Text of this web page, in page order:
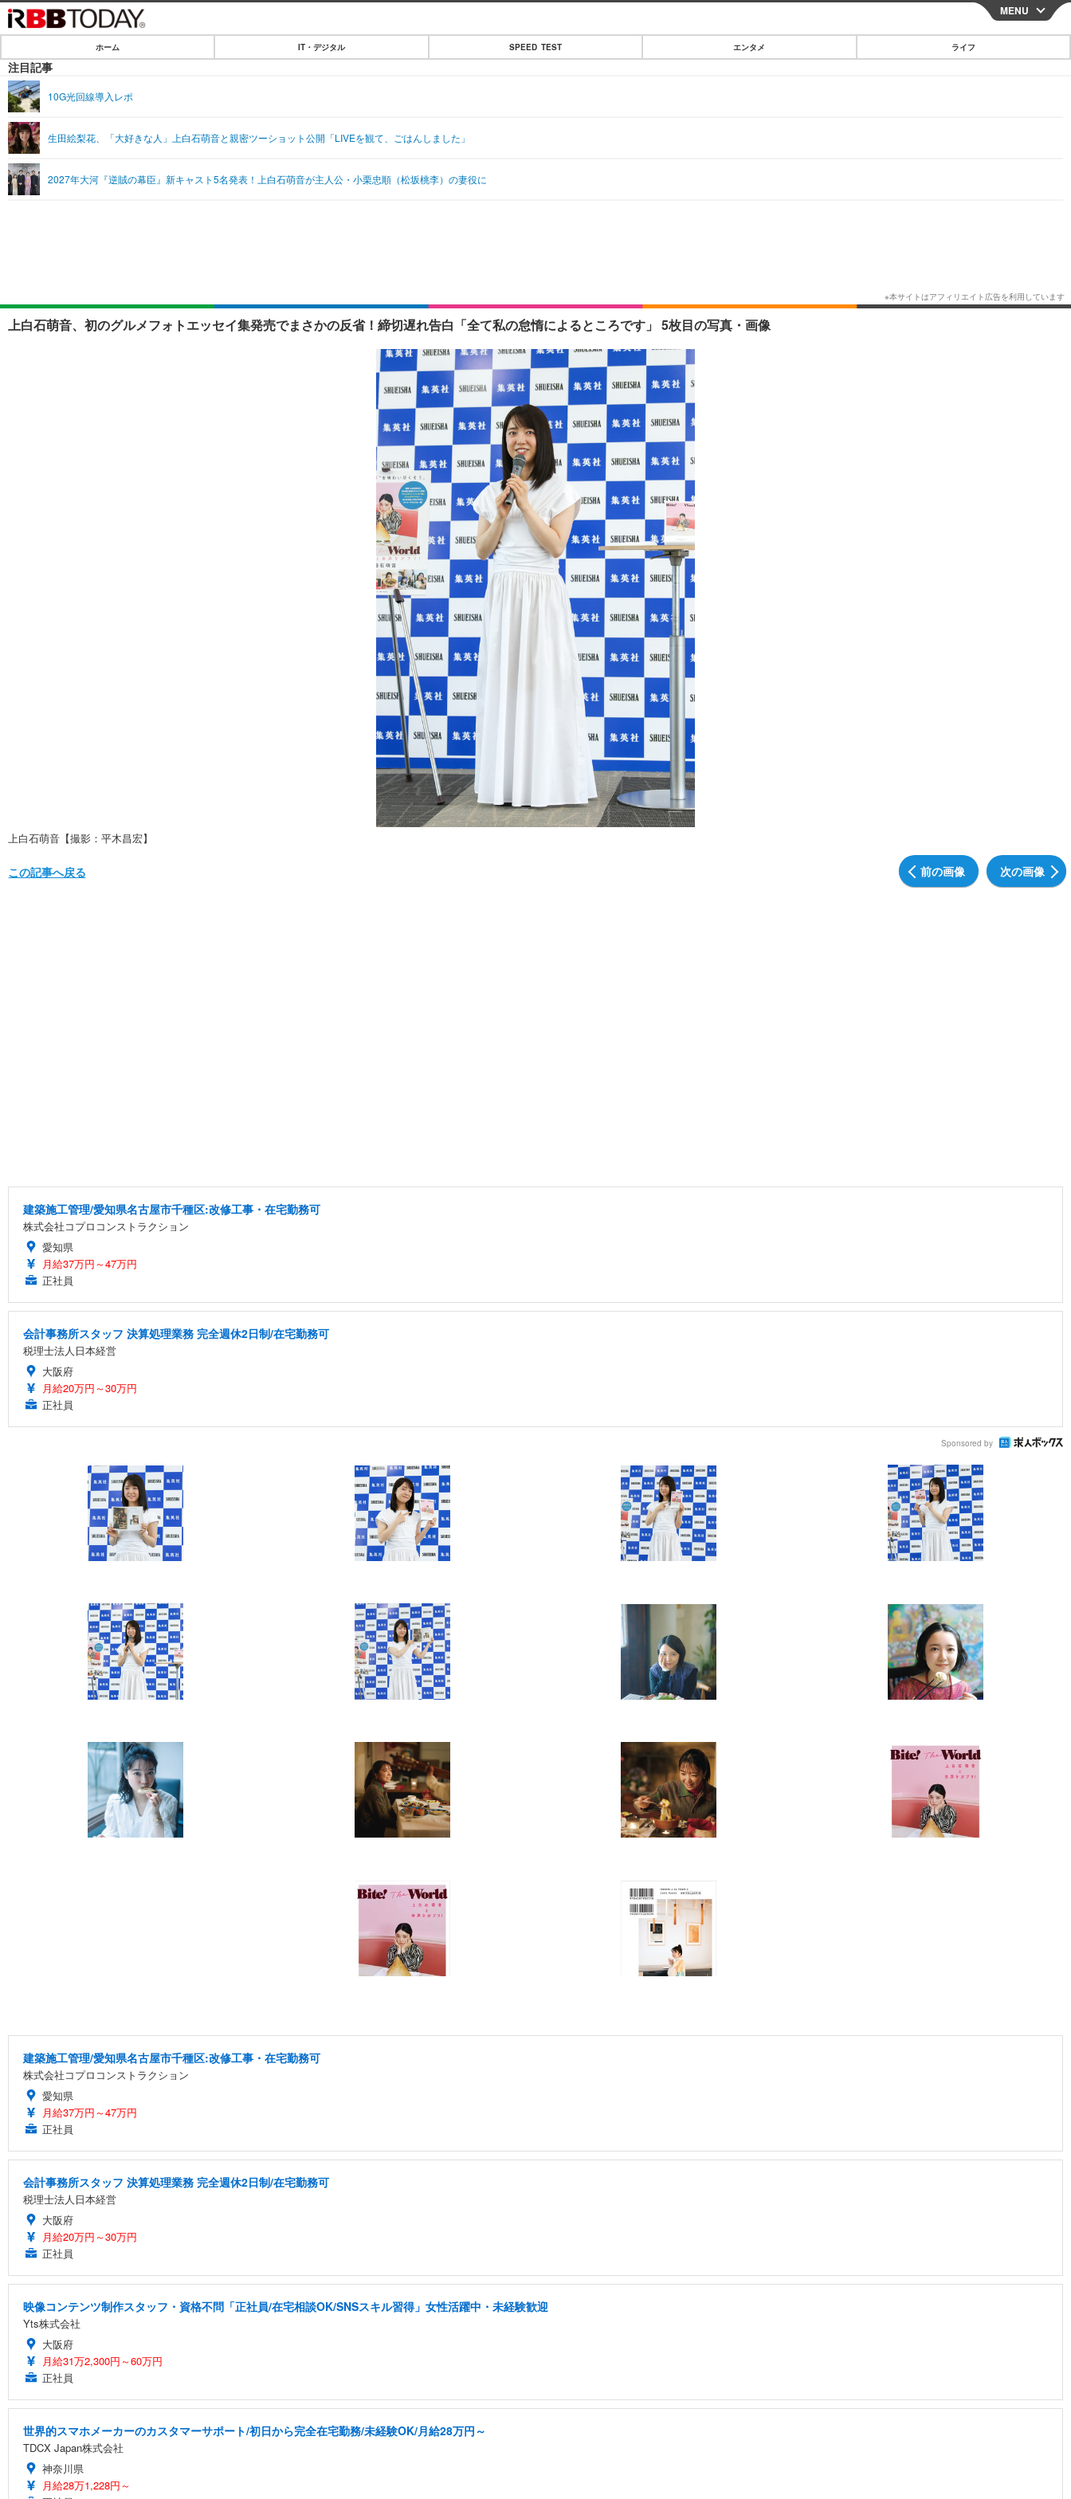
CLOSE
IT・デジタル
ショッピング
SPEED TEST
エンタメ
エンタメTOP
ショッピング その他
ライフ
MENU
ホーム IT・デジタル SPEED TEST エンタメ ライフ
注目記事
10G光回線導入レポ
生田絵梨花、「大好きな人」上白石萌音と親密ツーショット公開「LIVEを観て、ごはんしました」
2027年大河『逆賊の幕臣』新キャスト5名発表！上白石萌音が主人公・小栗忠順（松坂桃李）の妻役に
上白石萌音、初のグルメフォトエッセイ集発売でまさかの反省！締切遅れ告白「全て私の怠惰によるところです」 5枚目の写真・画像
上白石萌音【撮影：平木昌宏】
前の画像 次の画像
この記事へ戻る
建築施工管理/愛知県名古屋市千種区:改修工事・在宅勤務可
株式会社コプロコンストラクション
愛知県
月給37万円～47万円
正社員
会計事務所スタッフ 決算処理業務 完全週休2日制/在宅勤務可
税理士法人日本経営
大阪府
月給20万円～30万円
正社員
Sponsored by
建築施工管理/愛知県名古屋市千種区:改修工事・在宅勤務可
株式会社コプロコンストラクション
愛知県
月給37万円～47万円
正社員
会計事務所スタッフ 決算処理業務 完全週休2日制/在宅勤務可
税理士法人日本経営
大阪府
月給20万円～30万円
正社員
映像コンテンツ制作スタッフ・資格不問「正社員/在宅相談OK/SNSスキル習得」女性活躍中・未経験歓迎
Yts株式会社
大阪府
月給31万2,300円～60万円
正社員
世界的スマホメーカーのカスタマーサポート/初日から完全在宅勤務/未経験OK/月給28万円～
TDCX Japan株式会社
神奈川県
月給28万1,228円～